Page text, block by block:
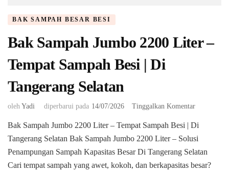
BAK SAMPAH BESAR BESI
Bak Sampah Jumbo 2200 Liter –
Tempat Sampah Besi | Di
Tangerang Selatan
oleh Yadi diperbarui pada 14/07/2026 Tinggalkan Komentarpada
Sampah
Jumbo
2200
–
Bak Sampah Jumbo 2200 Liter – Tempat Sampah Besi | Di
Tangerang Selatan Bak Sampah Jumbo 2200 Liter – Solusi
Penampungan Sampah Kapasitas Besar Di Tangerang Selatan ​
Cari tempat sampah yang awet, kokoh, dan berkapasitas besar?